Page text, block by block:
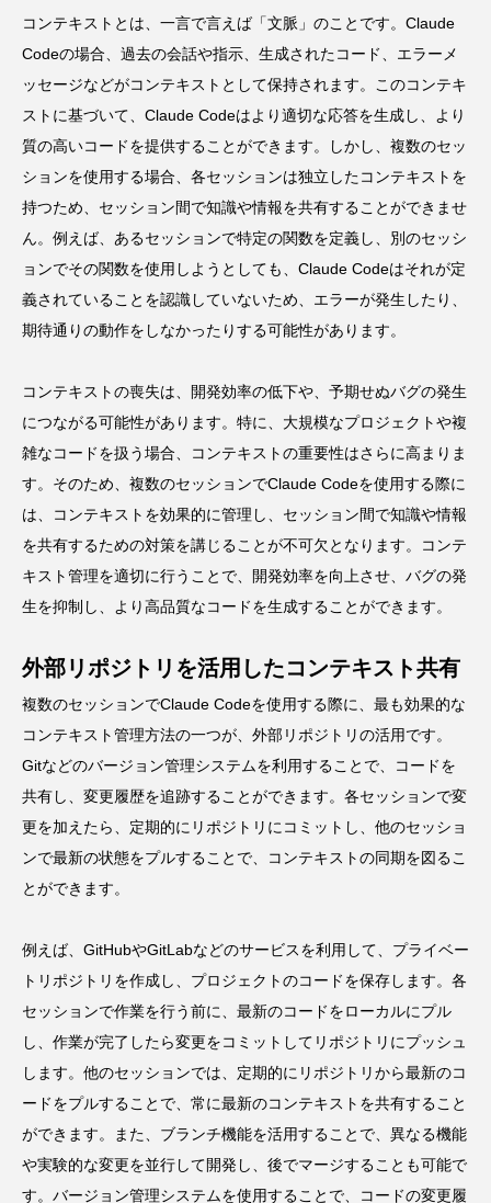
コンテキストとは、一言で言えば「文脈」のことです。Claude
Codeの場合、過去の会話や指示、生成されたコード、エラーメ
ッセージなどがコンテキストとして保持されます。このコンテキ
ストに基づいて、Claude Codeはより適切な応答を生成し、より
質の高いコードを提供することができます。しかし、複数のセッ
ションを使用する場合、各セッションは独立したコンテキストを
持つため、セッション間で知識や情報を共有することができませ
ん。例えば、あるセッションで特定の関数を定義し、別のセッシ
ョンでその関数を使用しようとしても、Claude Codeはそれが定
義されていることを認識していないため、エラーが発生したり、
期待通りの動作をしなかったりする可能性があります。
コンテキストの喪失は、開発効率の低下や、予期せぬバグの発生
につながる可能性があります。特に、大規模なプロジェクトや複
雑なコードを扱う場合、コンテキストの重要性はさらに高まりま
す。そのため、複数のセッションでClaude Codeを使用する際に
は、コンテキストを効果的に管理し、セッション間で知識や情報
を共有するための対策を講じることが不可欠となります。コンテ
キスト管理を適切に行うことで、開発効率を向上させ、バグの発
生を抑制し、より高品質なコードを生成することができます。
外部リポジトリを活用したコンテキスト共有
複数のセッションでClaude Codeを使用する際に、最も効果的な
コンテキスト管理方法の一つが、外部リポジトリの活用です。
Gitなどのバージョン管理システムを利用することで、コードを
共有し、変更履歴を追跡することができます。各セッションで変
更を加えたら、定期的にリポジトリにコミットし、他のセッショ
ンで最新の状態をプルすることで、コンテキストの同期を図るこ
とができます。
例えば、GitHubやGitLabなどのサービスを利用して、プライベー
トリポジトリを作成し、プロジェクトのコードを保存します。各
セッションで作業を行う前に、最新のコードをローカルにプル
し、作業が完了したら変更をコミットしてリポジトリにプッシュ
します。他のセッションでは、定期的にリポジトリから最新のコ
ードをプルすることで、常に最新のコンテキストを共有すること
ができます。また、ブランチ機能を活用することで、異なる機能
や実験的な変更を並行して開発し、後でマージすることも可能で
す。バージョン管理システムを使用することで、コードの変更履